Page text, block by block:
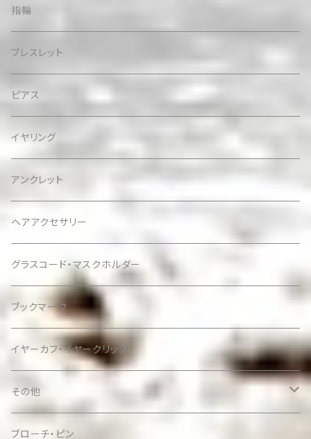
指輪
ブレスレット
ピアス
イヤリング
アンクレット
ヘアアクセサリー
グラスコード・マスクホルダー
ブックマーク
イヤーカフ・イヤークリップ
その他
ケース
ブローチ・ピン